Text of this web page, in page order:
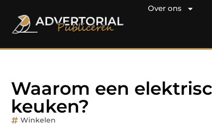
Over ons
Waarom een
keuken?
Winkelen